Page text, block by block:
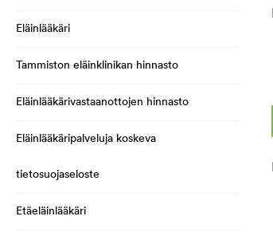
Eläinlääkäri
Tammiston eläinklinikan hinnasto
Eläinlääkärivastaanottojen hinnasto
Eläinlääkäripalveluja koskeva
tietosuojaseloste
Etäeläinlääkäri